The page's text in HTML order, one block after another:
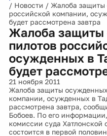
/ Новости / Жалоба защиты
российской компании,
будет рассмотрена завтра
Жалоба
пилотов
осужденных в
будет
21 ноября 2011
Жалоба защиты
компании, осужденных в
рассмотрена завтра,
Бобоев. По его
комиссии суда Хатлонской
состоится в первой